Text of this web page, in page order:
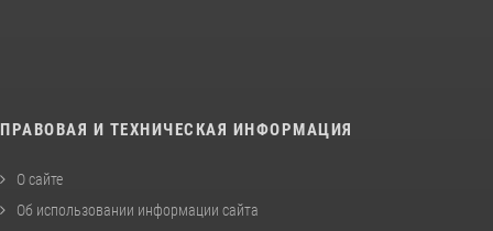
ПРАВОВАЯ И ТЕХНИЧЕСКАЯ ИНФОРМАЦИЯ
О сайте
Об использовании информации сайта